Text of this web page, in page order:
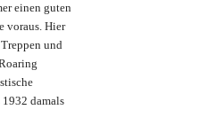
einen guten
voraus. Hier
und
damals